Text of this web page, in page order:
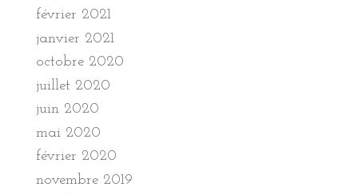
février 2021
janvier 2021
octobre 2020
juillet 2020
juin 2020
mai 2020
février 2020
novembre 2019